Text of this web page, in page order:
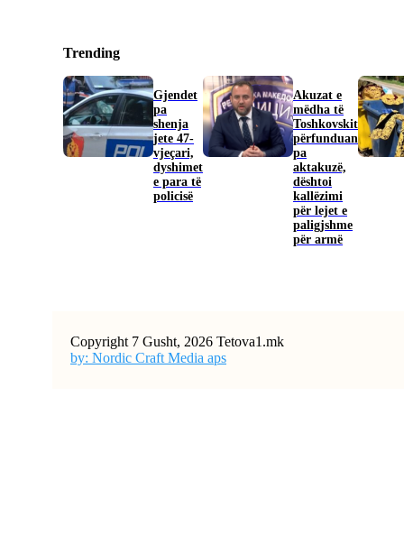
Trending
Gjendet
pa
shenja
jete 47-
vjeçari,
dyshimet
e para të
policisë
Akuzat e
mëdha të
Toshkovskit
përfunduan
pa
aktakuzë,
dështoi
kallëzimi
për lejet e
paligjshme
për armë
Copyright 7 Gusht, 2026 Tetova1.mk
by: Nordic Craft Media aps